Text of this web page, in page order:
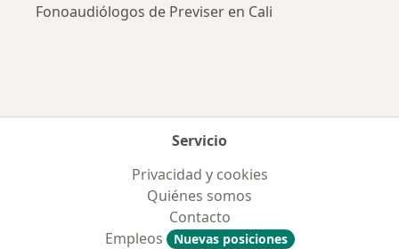
Fonoaudiólogos de Previser en Cali
Servicio
Privacidad y cookies
Quiénes somos
Contacto
Empleos
Nuevas posiciones